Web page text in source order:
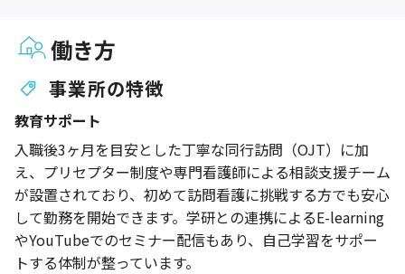
働き方
事業所の特徴
教育サポート
入職後3ヶ月を目安とした丁寧な同行訪問（OJT）に加
え、プリセプター制度や専門看護師による相談支援チーム
が設置されており、初めて訪問看護に挑戦する方でも安心
して勤務を開始できます。学研との連携によるE-learning
やYouTubeでのセミナー配信もあり、自己学習をサポー
トする体制が整っています。